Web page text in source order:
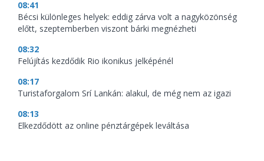
08:41
Bécsi különleges helyek: eddig zárva volt a nagyközönség
előtt, szeptemberben viszont bárki megnézheti
08:32
Felújítás kezdődik Rio ikonikus jelképénél
08:17
Turistaforgalom Srí Lankán: alakul, de még nem az igazi
08:13
Elkezdődött az online pénztárgépek leváltása